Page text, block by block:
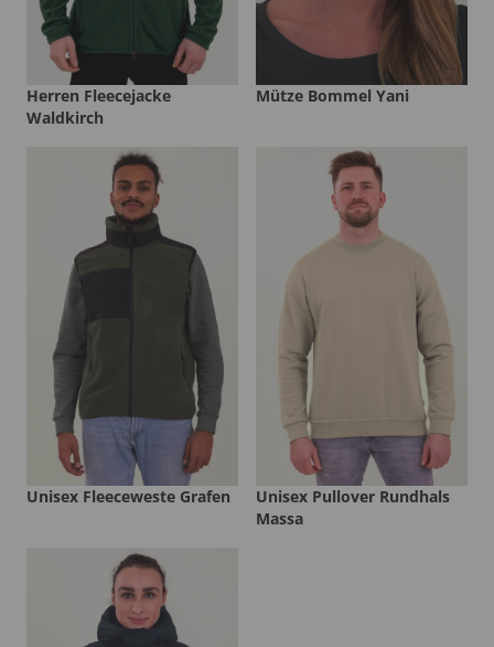
Herren Fleecejacke
Waldkirch
Mütze Bommel Yani
Unisex Fleeceweste Grafen
Unisex Pullover Rundhals
Massa